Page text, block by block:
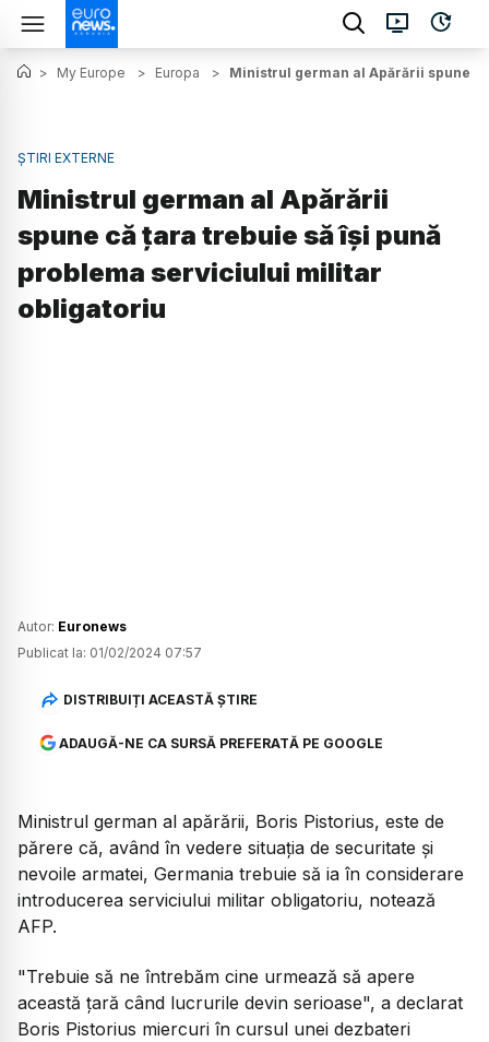
> My Europe > Europa > Ministrul german al Apărării spune
ȘTIRI EXTERNE
Ministrul german al Apărării
spune că țara trebuie să îşi pună
problema serviciului militar
obligatoriu
Autor: Euronews
Publicat la: 01/02/2024 07:57
DISTRIBUIȚI ACEASTĂ ȘTIRE
ADAUGĂ-NE CA SURSĂ PREFERATĂ PE GOOGLE
Ministrul german al apărării, Boris Pistorius, este de
părere că, având în vedere situaţia de securitate şi
nevoile armatei, Germania trebuie să ia în considerare
introducerea serviciului militar obligatoriu, notează
AFP.
"Trebuie să ne întrebăm cine urmează să apere
această ţară când lucrurile devin serioase", a declarat
Boris Pistorius miercuri în cursul unei dezbateri